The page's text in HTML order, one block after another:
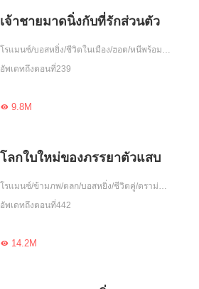
เจ้าชายมาดนิ่งกับที่รักส่วนตัว
โรแมนซ์/บอสหยิ่ง/ชีวิตในเมือง/ฮอต/หนีพร้อมลูก/ความรัก/รักคืนเดียว/เอาแต่ใจ/โชคชะตา/จบ
อัพเดทถึงตอนที่239
9.8M
โลกใบใหม่ของภรรยาตัวแสบ
โรแมนซ์/ข้ามภพ/ตลก/บอสหยิ่ง/ชีวิตคู่/ดราม่า/แก้แค้น/ฮอต/รักหวานฉ่ำ/รักเศร้า/หนีพร้อมลูก/อัพเกรด/ความรัก/รักคืนเดียว/พลังวิเศษ/รักเดียวใจเดียว/เอาแต่ใจ/ชีวิตในเมือง
อัพเดทถึงตอนที่442
14.2M